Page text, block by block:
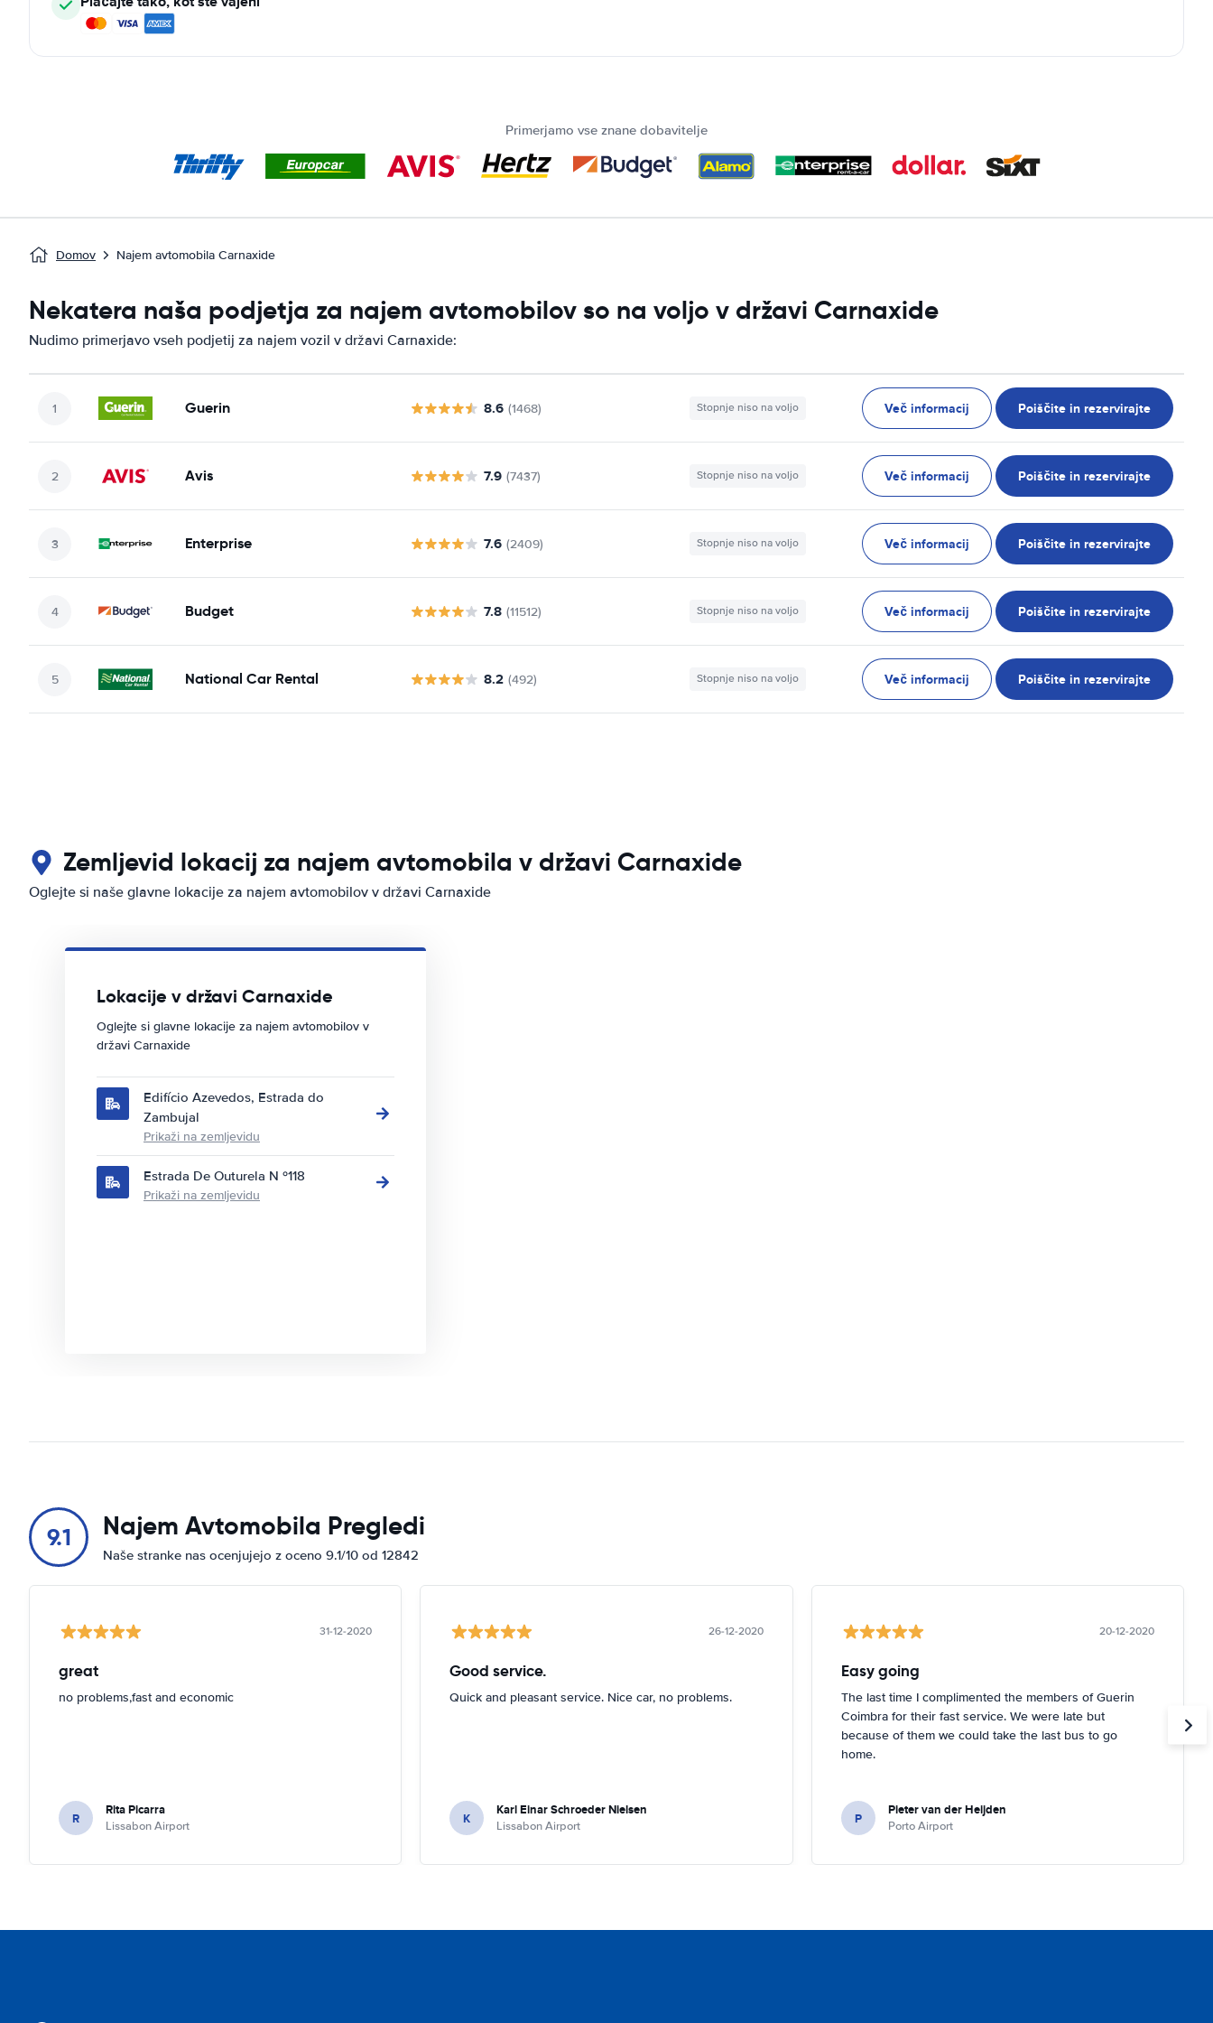
Primerjamo vse znane dobavitelje
Domov Najem avtomobila Carnaxide
Nekatera naša podjetja za najem avtomobilov so na voljo v državi Carnaxide
Nudimo primerjavo vseh podjetij za najem vozil v državi Carnaxide:
Guerin 8.6 (1468) Stopnje niso na voljo Več informacij Poiščite in rezervirajte
Avis 7.9 (7437) Stopnje niso na voljo Več informacij Poiščite in rezervirajte
Enterprise 7.6 (2409) Stopnje niso na voljo Več informacij Poiščite in rezervirajte
Budget 7.8 (11512) Stopnje niso na voljo Več informacij Poiščite in rezervirajte
National Car Rental 8.2 (492) Stopnje niso na voljo Več informacij Poiščite in rezervirajte
Zemljevid lokacij za najem avtomobila v državi Carnaxide
Oglejte si naše glavne lokacije za najem avtomobilov v državi Carnaxide
Lokacije v državi Carnaxide
Oglejte si glavne lokacije za najem avtomobilov v
državi Carnaxide
Edifício Azevedos, Estrada do
Zambujal
Prikaži na zemljevidu
Estrada De Outurela N º118
Prikaži na zemljevidu
9.1 Najem Avtomobila Pregledi
Naše stranke nas ocenjujejo z oceno 9.1/10 od 12842
31-12-2020
great
no problems,fast and economic
R Rita Picarra
Lissabon Airport
26-12-2020
Good service.
Quick and pleasant service. Nice car, no problems.
K Karl Einar Schroeder Nielsen
Lissabon Airport
20-12-2020
Easy going
The last time I complimented the members of Guerin
Coimbra for their fast service. We were late but
because of them we could take the last bus to go
home.
P Pieter van der Heijden
Porto Airport